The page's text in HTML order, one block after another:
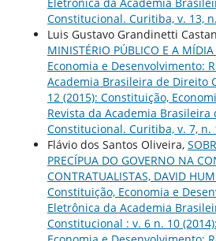
Eletrônica da Academia
Constitucional. Curitiba, v. 13,
Luis Gustavo Grandinetti
MINISTÉRIO PÚBLICO E A MÍDIA
Economia e Desenvolvimento:
Academia Brasileira de Direito
12 (2015): Constituição,
Revista da Academia Brasileira
Constitucional. Curitiba, v. 7, n.
Flávio dos Santos Oliveira,
PRECÍPUA DO GOVERNO NA
CONTRATUALISTAS, DAVID
Constituição, Economia e
Eletrônica da Academia
Constitucional : v. 6 n. 10